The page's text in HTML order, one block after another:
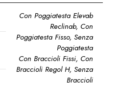
Con Poggiatesta Elevab
Reclinab, Con
Poggiatesta Fisso, Senza
Poggiatesta
Con Braccioli Fissi, Con
Braccioli Regol H, Senza
Braccioli